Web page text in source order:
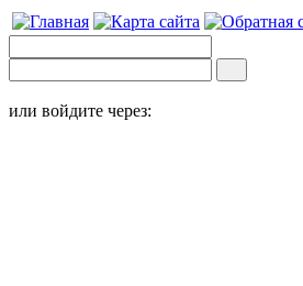
или войдите через: